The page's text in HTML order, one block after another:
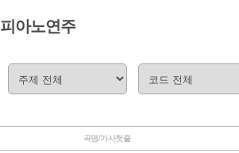
피아노연주
곡명/가사첫줄